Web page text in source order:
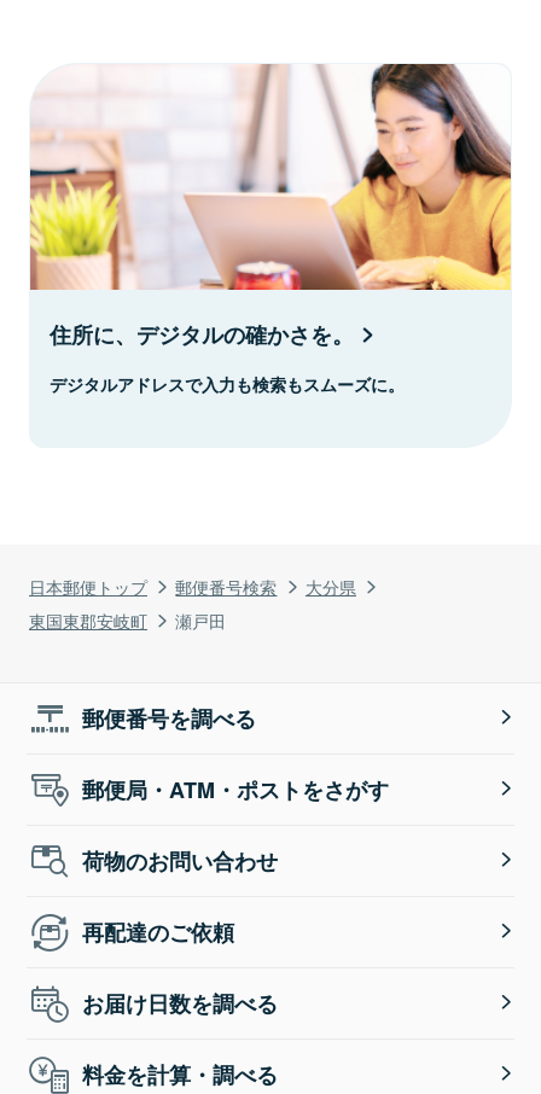
日本郵便トップ 郵便番号検索
大分県
東国東郡安岐町
瀬戸田
住所に、デジタルの確かさを。
デジタルアドレスで入力も検索もスムーズに。
郵便番号を調べる
郵便局・ATM・ポストをさがす
荷物のお問い合わせ
再配達のご依頼
お届け日数を調べる
料金を計算・調べる